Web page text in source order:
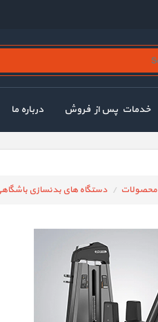
خدمات پس از فروش درباره ما
محصولات دستگاه های بدنسازی